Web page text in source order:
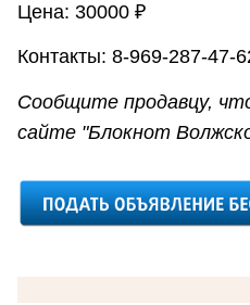
Цена: 30000 ₽
Контакты: 8-969-287-47-
Сообщите продавцу,
сайте "Блокнот